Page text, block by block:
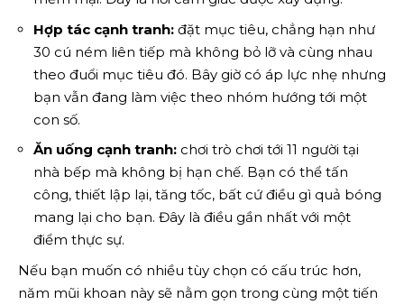
Hợp tác cạnh tranh: đặt mục tiêu, chẳng hạn như
30 cú ném liên tiếp mà không bỏ lỡ và cùng nhau
theo đuổi mục tiêu đó. Bây giờ có áp lực nhẹ nhưng
bạn vẫn đang làm việc theo nhóm hướng tới một
con số.
Ăn uống cạnh tranh: chơi trò chơi tới 11 người tại
nhà bếp mà không bị hạn chế. Bạn có thể tấn
công, thiết lập lại, tăng tốc, bất cứ điều gì quả bóng
mang lại cho bạn. Đây là điều gần nhất với một
điểm thực sự.
Nếu bạn muốn có nhiều tùy chọn có cấu trúc hơn,
năm mũi khoan này sẽ nằm gọn trong cùng một tiến